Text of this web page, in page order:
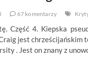
67 komentarzy
Część 4. Kiepska
jest chrześcijańskim
. Jest on znany z